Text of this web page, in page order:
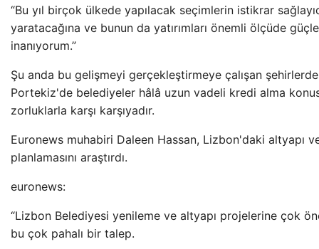
“Bu yıl birçok ülkede yapılacak seçimlerin istikrar
yaratacağına ve bunun da yatırımları önemli ölçüde
inanıyorum.”
Şu anda bu gelişmeyi gerçekleştirmeye çalışan
Portekiz'de belediyeler hâlâ uzun vadeli kredi alma
zorluklarla karşı karşıyadır.
Euronews muhabiri Daleen Hassan, Lizbon'daki altyapı
planlamasını araştırdı.
euronews:
“Lizbon Belediyesi yenileme ve altyapı projelerine çok
bu çok pahalı bir talep.